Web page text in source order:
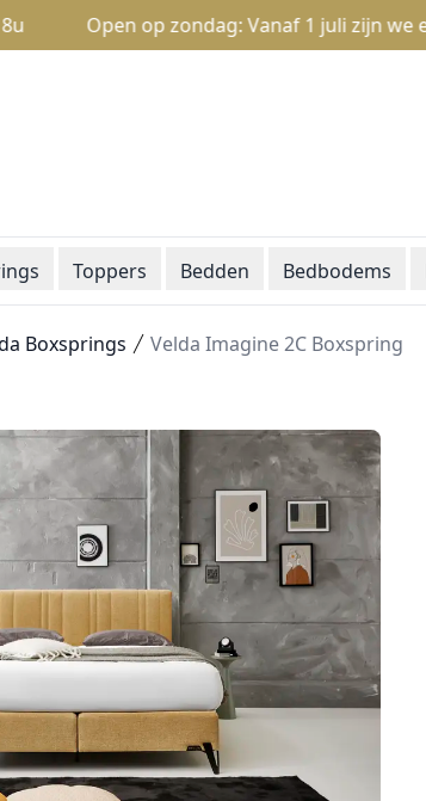
Open op zondag: Vanaf 1 juli zijn we elke
Toppers Bedden Bedbodems
Boxsprings Velda Imagine 2C Boxspring